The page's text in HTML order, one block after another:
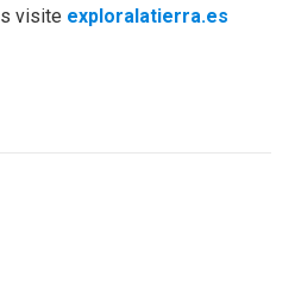
visite exploralatierra.es